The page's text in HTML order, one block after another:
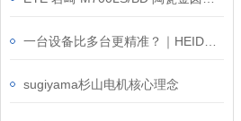
sugiyama杉山电机核心理念